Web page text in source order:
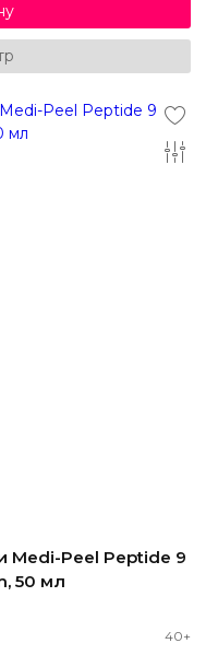
Medi-Peel Peptide 9
50 мл
40+